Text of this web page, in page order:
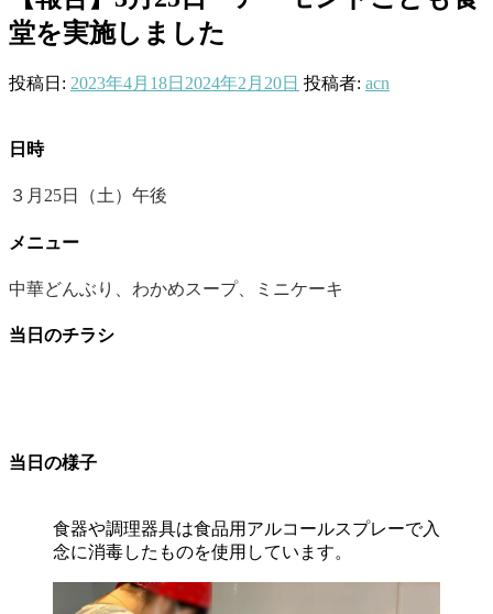
堂を実施しました
投稿日: 2023年4月18日 2024年2月20日 投稿者: acn
日時
３月25日（土）午後
メニュー
中華どんぶり、わかめスープ、ミニケーキ
当日のチラシ
当日の様子
食器や調理器具は食品用アルコールスプレーで入
念に消毒したものを使用しています。